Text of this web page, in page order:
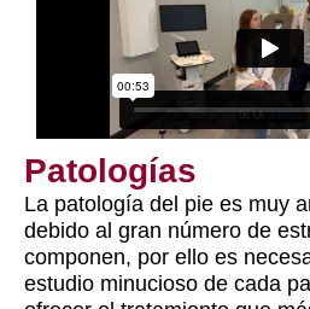
Patologías
La patología del pie es muy
debido al gran número de
componen, por ello es
estudio minucioso de cada